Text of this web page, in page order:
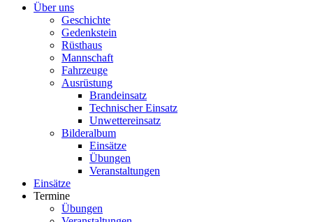
Über uns
Geschichte
Gedenkstein
Rüsthaus
Mannschaft
Fahrzeuge
Ausrüstung
Brandeinsatz
Technischer Einsatz
Unwettereinsatz
Bilderalbum
Einsätze
Übungen
Veranstaltungen
Einsätze
Termine
Übungen